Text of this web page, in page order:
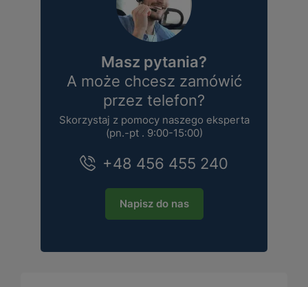
Masz pytania?
A może chcesz zamówić
przez telefon?
Skorzystaj z pomocy naszego eksperta
(pn.-pt . 9:00-15:00)
+48 456 455 240
Napisz do nas